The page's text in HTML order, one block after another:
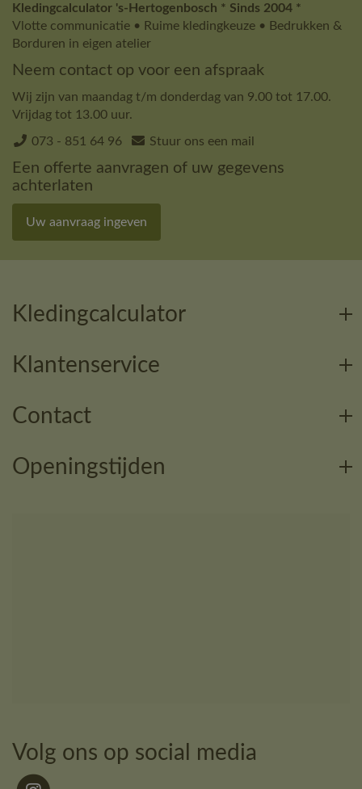
Kledingcalculator 's-Hertogenbosch * Sinds 2004 *
Vlotte communicatie • Ruime kledingkeuze • Bedrukken &
Borduren in eigen atelier
Neem contact op voor een afspraak
Wij zijn van maandag t/m donderdag van 9.00 tot 17.00.
Vrijdag tot 13.00 uur.
073 - 851 64 96 Stuur ons een mail
Een offerte aanvragen of uw gegevens
achterlaten
Uw aanvraag ingeven
Kledingcalculator
Klantenservice
Contact
Openingstijden
Volg ons op social media